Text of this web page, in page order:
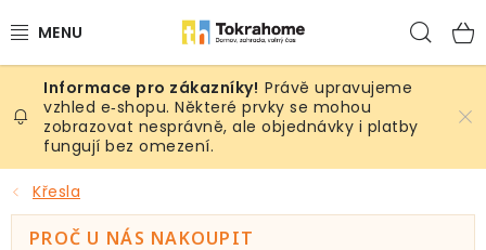
na
Výrobky
Místnosti
Venkovní prostory
Právě upravujeme
vzhled e‑shopu. Některé prvky se mohou
zobrazovat nesprávně, ale objednávky i platby
fungují bez omezení.
Křesla
PROČ U NÁS NAKOUPIT